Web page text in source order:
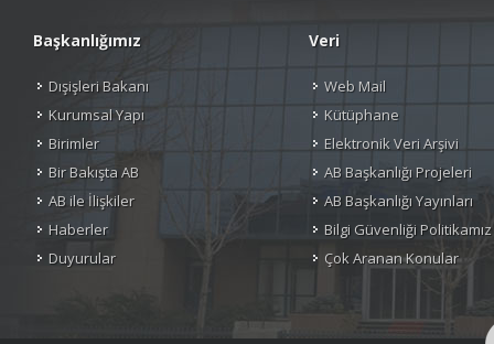
Başkanlığımız
Dışişleri Bakanı
Kurumsal Yapı
Birimler
Bir Bakışta AB
AB ile İlişkiler
Haberler
Duyurular
Veri
Web Mail
Kütüphane
Elektronik Veri Arşivi
AB Başkanlığı Projeleri
AB Başkanlığı Yayınları
Bilgi Güvenliği Politikamız
Çok Aranan Konular